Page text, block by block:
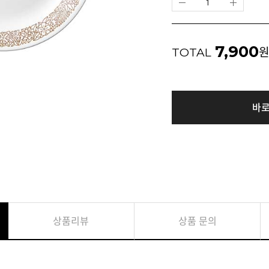
TOTAL 7,900원
바
상품리뷰 상품 문의